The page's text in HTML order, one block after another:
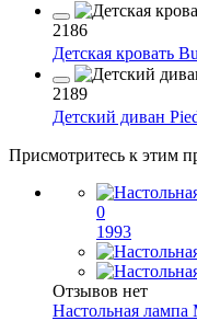
2186
Детская кровать
2189
Детский диван
Присмотритесь к этим
0
1993
Отзывов нет
Настольная лампа